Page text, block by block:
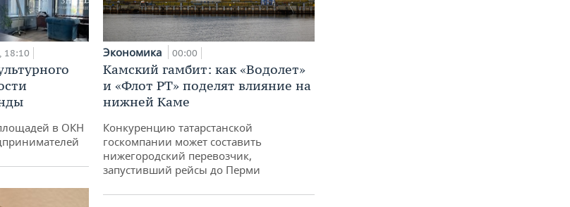
18:10
в ОКН
Экономика 00:00
Камский гамбит: как «Водолет»
и «Флот РТ» поделят влияние на
нижней Каме
Конкуренцию татарстанской
госкомпании может составить
нижегородский перевозчик,
запустивший рейсы до Перми